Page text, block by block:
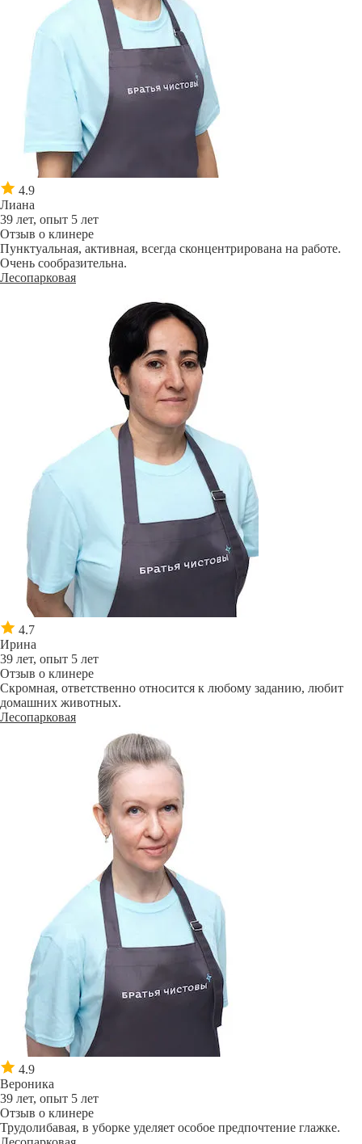
4.9
Лиана
39 лет, опыт 5 лет
Отзыв о клинере
Пунктуальная, активная, всегда сконцентрирована на работе.
Очень сообразительна.
Лесопарковая
4.7
Ирина
39 лет, опыт 5 лет
Отзыв о клинере
Скромная, ответственно относится к любому заданию, любит
домашних животных.
Лесопарковая
4.9
Вероника
39 лет, опыт 5 лет
Отзыв о клинере
Трудолибавая, в уборке уделяет особое предпочтение глажке.